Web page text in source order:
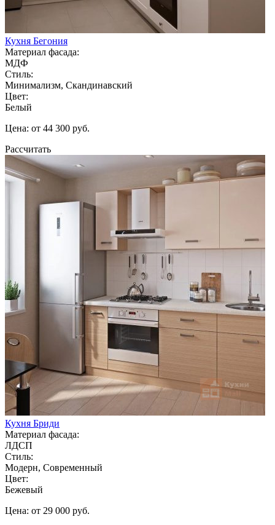
Кухня Бегония
Материал фасада:
МДФ
Стиль:
Минимализм, Скандинавский
Цвет:
Белый
Цена: от 44 300 руб.
Рассчитать
Кухня Бриди
Материал фасада:
ЛДСП
Стиль:
Модерн, Современный
Цвет:
Бежевый
Цена: от 29 000 руб.